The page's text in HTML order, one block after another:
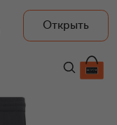
Открыть
146 500 ₽